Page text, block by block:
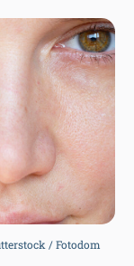
/ Fotodom